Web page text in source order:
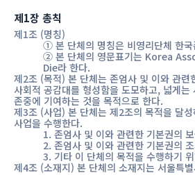
제1장 총칙
제1조 (명칭)
① 본 단체의 명칭은 비영리단체 한국
② 본 단체의 영문표기는 Korea
Die라 한다.
제2조 (목적) 본 단체는 존엄사 및 이와 관련
사회적 공감대를 형성함을 도모하고, 넓게는
존중에 기여하는 것을 목적으로 한다.
제3조 (사업) 본 단체는 제2조의 목적을 달
사업을 수행한다.
1. 존엄사 및 이와 관련한 기본권의
2. 존엄사 및 이와 관련한 기본권의
3. 기타 이 단체의 목적을 수행하기
제4조 (소재지) 본 단체의 소재지는 서울특